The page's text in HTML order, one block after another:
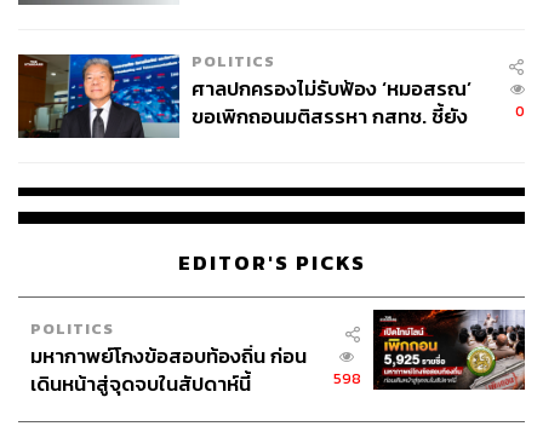
POLITICS
ศาลปกครองไม่รับฟ้อง ‘หมอสรณ’
ขอเพิกถอนมติสรรหา กสทช. ชี้ยัง
0
EDITOR'S PICKS
POLITICS
มหากาพย์โกงข้อสอบท้องถิ่น ก่อน
เดินหน้าสู่จุดจบในสัปดาห์นี้
598